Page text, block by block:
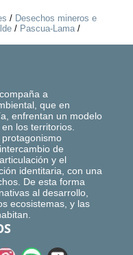
/ Desechos mineros e
/ Pascua-Lama/
a
que en
enfrentan un modelo
los territorios.
de
y el
identitaria, con una
De esta forma
al desarrollo,
ecosistemas, y las